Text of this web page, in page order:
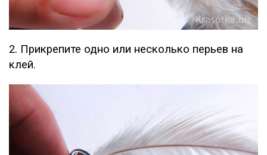
2. Прикрепите одно или несколько перьев на
клей.